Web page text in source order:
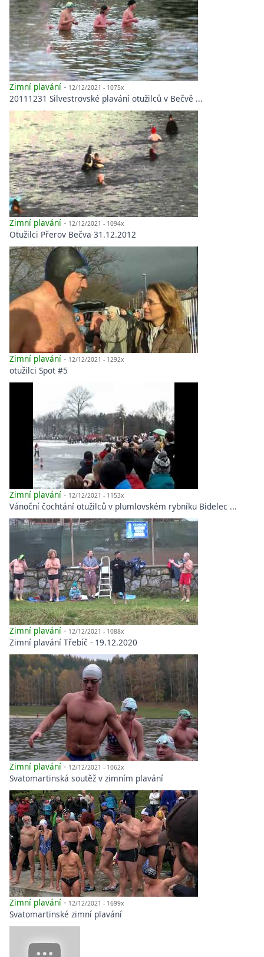
Zimní plavání - 12/12/2021 - 1075x
20111231 Silvestrovské plavání otužilců v Bečvě ...
Zimní plavání - 12/12/2021 - 1094x
Otužilci Přerov Bečva 31.12.2012
Zimní plavání - 12/12/2021 - 1292x
otužilci Spot #5
Zimní plavání - 12/12/2021 - 1153x
Vánoční čochtání otužilců v plumlovském rybníku Bidelec ...
Zimní plavání - 12/12/2021 - 1088x
Zimní plavání Třebíč - 19.12.2020
Zimní plavání - 12/12/2021 - 1062x
Svatomartinská soutěž v zimním plavání
Zimní plavání - 12/12/2021 - 1699x
Svatomartinské zimní plavání